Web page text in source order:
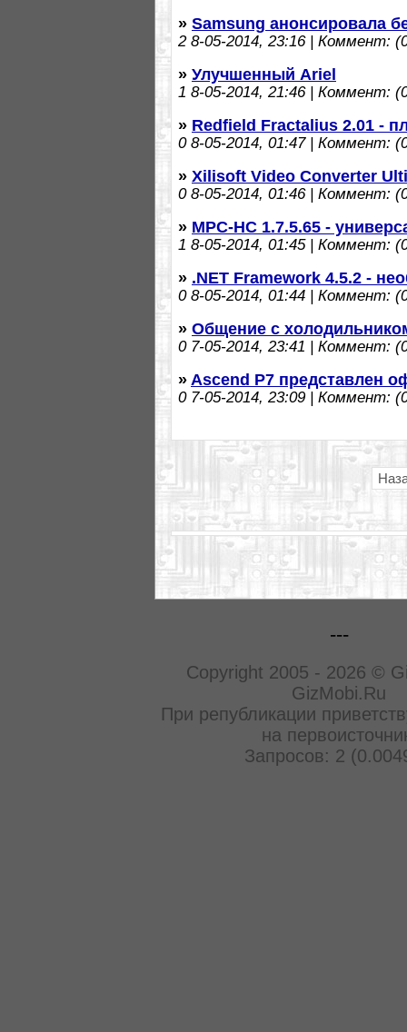
» Samsung анонсировала
28-05-2014, 23:16 | Коммент:
» Улучшенный Ariel
1 8-05-2014, 21:46 | Коммент:
» Redfield Fractalius 2.01 -
08-05-2014, 01:47 | Коммент:
» Xilisoft Video Converter
08-05-2014, 01:46 | Коммент:
» MPC-HC 1.7.5.65 -
1 8-05-2014, 01:45 | Коммент:
» .NET Framework 4.5.2 -
08-05-2014, 01:44 | Коммент:
» Общение с
07-05-2014, 23:41 | Коммент:
» Ascend P7 представлен
07-05-2014, 23:09 | Коммент:
---
Copyright 2005 - 2026 ©
GizMobi.Ru
При републикации
на
Запросов: 2